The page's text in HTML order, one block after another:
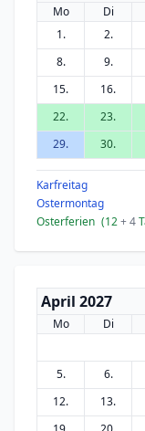
Mo Di
1.
2.
8.
9.
15.
16.
22.
23.
29.
30.
Karfreitag
Ostermontag
Osterferien (12+ 4
April 2027
Mo Di
5.
6.
12.
13.